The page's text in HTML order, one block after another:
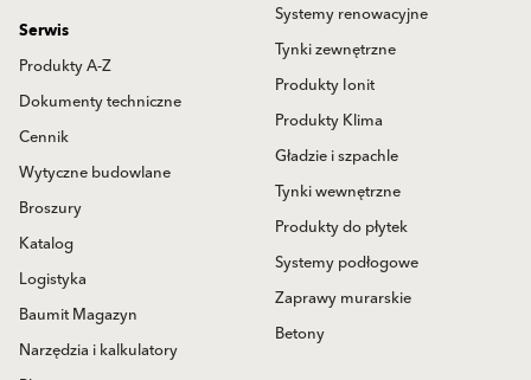
Systemy renowacyjne
Tynki zewnętrzne
Produkty Ionit
Produkty Klima
Gładzie i szpachle
Tynki wewnętrzne
Produkty do płytek
Systemy podłogowe
Zaprawy murarskie
Betony
Serwis
Produkty A-Z
Dokumenty techniczne
Cennik
Wytyczne budowlane
Broszury
Katalog
Logistyka
Baumit Magazyn
Narzędzia i kalkulatory